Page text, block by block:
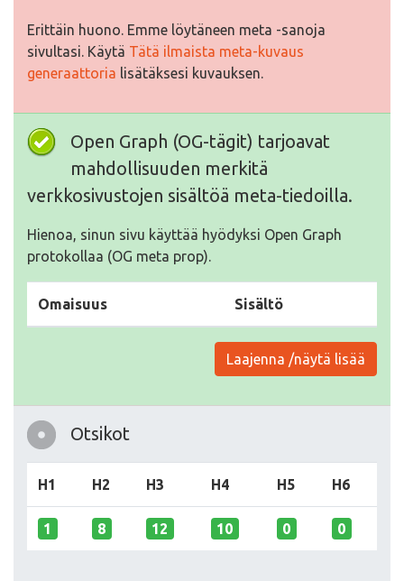
Erittäin huono. Emme löytäneen meta -sanoja
sivultasi. Käytä Tätä ilmaista meta-kuvaus
generaattoria lisätäksesi kuvauksen.
Open Graph (OG-tägit) tarjoavat
mahdollisuuden merkitä
verkkosivustojen sisältöä meta-tiedoilla.
Hienoa, sinun sivu käyttää hyödyksi Open Graph
protokollaa (OG meta prop).
Omaisuus Sisältö
Laajenna /näytä lisää
Otsikot
H1 H2 H3 H4 H5 H6
1 8 12 10 0 0